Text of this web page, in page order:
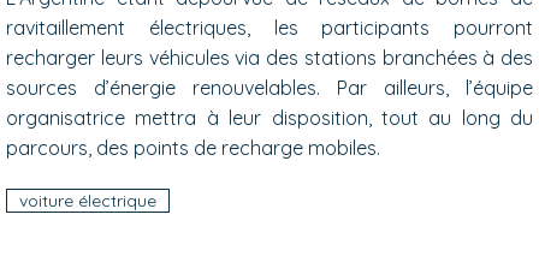
ravitaillement électriques, les participants pourront
recharger leurs véhicules via des stations branchées à des
sources d’énergie renouvelables. Par ailleurs, l’équipe
organisatrice mettra à leur disposition, tout au long du
parcours, des points de recharge mobiles.
voiture électrique